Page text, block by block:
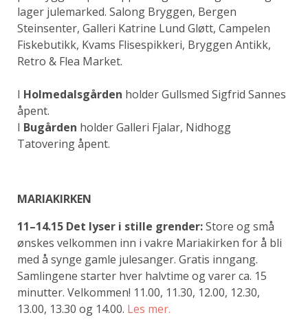
lager julemarked. Salong Bryggen, Bergen
Steinsenter, Galleri Katrine Lund Gløtt, Campelen
Fiskebutikk, Kvams Flisespikkeri, Bryggen Antikk,
Retro & Flea Market.
I Holmedalsgården holder Gullsmed Sigfrid Sannes
åpent.
I Bugården holder Galleri Fjalar, Nidhogg
Tatovering åpent.
MARIAKIRKEN
11–14.15 Det lyser i stille grender:Store og små
ønskes velkommen inn i vakre Mariakirken for å bli
med å synge gamle julesanger. Gratis inngang.
Samlingene starter hver halvtime og varer ca. 15
minutter. Velkommen! 11.00, 11.30, 12.00, 12.30,
13.00, 13.30 og 14.00. Les mer.